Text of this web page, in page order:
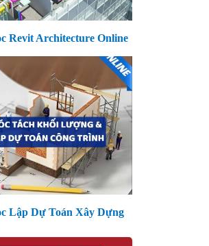
Revit Architecture Online
Lập Dự Toán Xây Dựng